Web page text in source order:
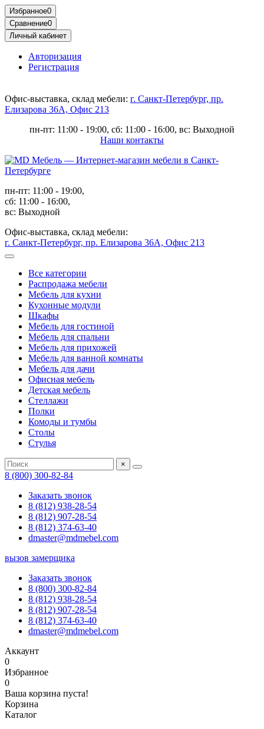
Избранное0
Сравнение0
Личный кабинет
Авторизация
Регистрация
Офис-выставка, склад мебели: г. Санкт-Петербург, пр.
Елизарова 36А, Офис 213
пн-пт: 11:00 - 19:00, сб: 11:00 - 16:00, вс: Выходной
Наши контакты
пн-пт: 11:00 - 19:00,
сб: 11:00 - 16:00,
вс: Выходной
Офис-выставка, склад мебели:
г. Санкт-Петербург, пр. Елизарова 36А, Офис 213
Все категории
Распродажа мебели
Мебель для кухни
Кухонные модули
Шкафы
Мебель для гостиной
Мебель для спальни
Мебель для прихожей
Мебель для ванной комнаты
Мебель для дачи
Офисная мебель
Детская мебель
Стеллажи
Полки
Комоды и тумбы
Столы
Стулья
×
8 (800) 300-82-84
Заказать звонок
8 (812) 938-28-54
8 (812) 907-28-54
8 (812) 374-63-40
dmaster@mdmebel.com
вызов замерщика
Заказать звонок
8 (800) 300-82-84
8 (812) 938-28-54
8 (812) 907-28-54
8 (812) 374-63-40
dmaster@mdmebel.com
Аккаунт
0
Избранное
0
Ваша корзина пуста!
Корзина
Каталог